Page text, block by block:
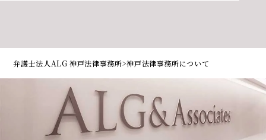
弁護士法人ALG 神戸法律事務所>神戸法律事務所について